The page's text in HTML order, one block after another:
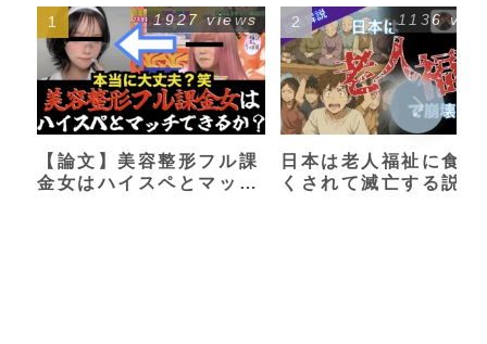
【論文】美容整形フル課
金女はハイスペとマッチ
1927 views
日本は老人福祉に食い
くされて滅亡する説
1136